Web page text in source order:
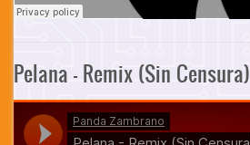
Pelana - Remix (Sin Censura)